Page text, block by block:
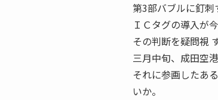
第3部バブルに釘刺
ＩＣタグの導入が
その判断を疑問視
三月中旬、成田空
それに参画したあ
いか。